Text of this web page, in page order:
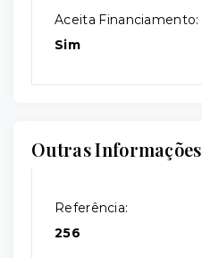
Aceita Financiamento:
Sim
Outras Informações
Referência:
256